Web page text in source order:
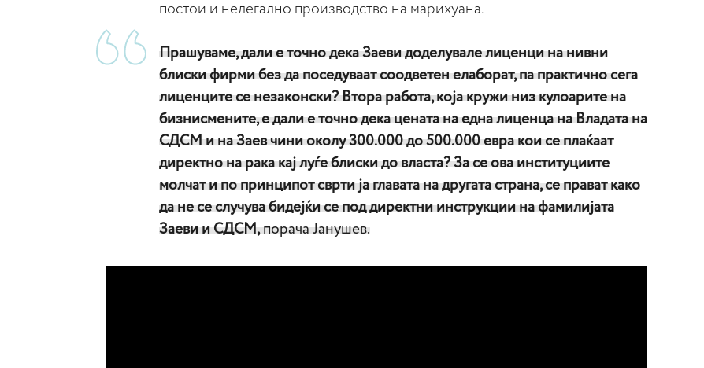
постои и нелегално производство на марихуана.
Прашуваме, дали е точно дека Заеви доделувале лиценци на нивни
блиски фирми без да поседуваат соодветен елаборат, па практично сега
лиценците се незаконски? Втора работа, која кружи низ кулоарите на
бизнисмените, е дали е точно дека цената на една лиценца на Владата на
СДСМ и на Заев чини околу 300.000 до 500.000 евра кои се плаќаат
директно на рака кај луѓе блиски до власта? За се ова институциите
молчат и по принципот сврти ја главата на другата страна, се прават како
да не се случува бидејќи се под директни инструкции на фамилијата
Заеви и СДСМ,порача Јанушев.